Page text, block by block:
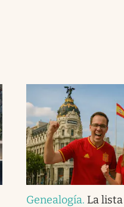
Genealogía. La